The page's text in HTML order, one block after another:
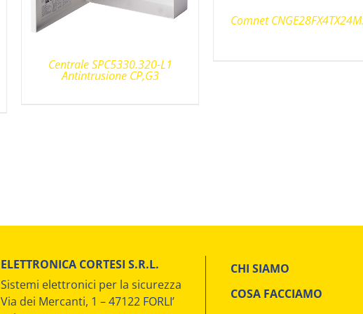
Centrale SPC5330.320-L1
Antintrusione CP,G3
Comnet
ELETTRONICA CORTESI S.R.L.
Sistemi elettronici per la sicurezza
Via dei Mercanti, 1 – 47122 FORLI’
CHI SIAMO
COSA FACCIAMO